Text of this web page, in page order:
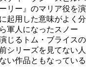
リー』のマリア役を演
起用した意味がよく分
軍人になったスノー
じるトム・ブライスの
シリーズを見てない人
い作品ともなっている